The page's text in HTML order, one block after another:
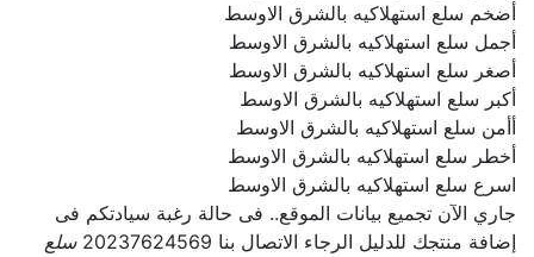
أضخم سلع استهلاكيه بالشرق الاوسط
أجمل سلع استهلاكيه بالشرق الاوسط
أصغر سلع استهلاكيه بالشرق الاوسط
أكبر سلع استهلاكيه بالشرق الاوسط
أأمن سلع استهلاكيه بالشرق الاوسط
أخطر سلع استهلاكيه بالشرق الاوسط
اسرع سلع استهلاكيه بالشرق الاوسط
جاري الآن تجميع بيانات الموقع.. فى حالة رغبة سيادتكم فى
إضافة منتجك للدليل الرجاء الاتصال بنا 20237624569
سلع